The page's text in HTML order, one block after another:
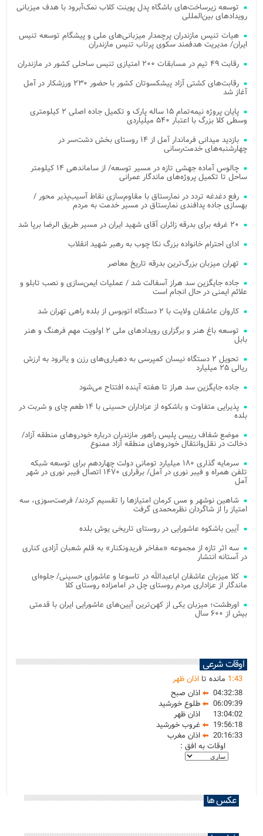
توسعه زیرساخت‌های باشگاه پدل پوینت کلاب نمک‌آبرود با هدف میزبانی
رویدادهای بین‌المللی
هیات تنیس مازندران پرچمدار میزبانی‌های ملی و پیشگام توسعه تنیس
ایران/ مدیریت هدفمند سکوی پرتاب تنیس مازندران
رقابت ۴۹ تیم در مسابقات ۲۰۰ امتیازی تنیس ساحلی کشور در مازندران
رقابت‌های کشتی آزاد پیشکسوتان کشور با حضور ۲۳۰ ورزشکار در آمل
آغاز شد
پایان پروژه نیمه‌تمام ۱۵ ساله پارک و تکمیل جاده اصلی ۲ کیلومتری
وسطی کلا بزرگ با اعتبار ۵۴۰ میلیاردی
بازدید میدانی فرماندار آمل از ۱۴ روستای بخش دشت‌سر در
چهارشنبه‌های خدمت‌رسانی
چالوس آماده جهشی تازه در مسیر توسعه/ از ساماندهی ۱۴ کیلومتر
ساحل تا تکمیل پروژه‌های ماندگار عمرانی
رفع دغدغه تردد در نمارستاق با مقاوم‌سازی نقاط آسیب‌پذیر محور /
بهسازی جاده پدافندی نمارستاق در مسیر خدمت به مردم
۲۰ غرفه برای بدرقه زائران آقای شهید ایران در مسیر طریق الرضا برپا شد
ادای احترام خانواده بزرگ نکا چوب به رهبر شهید انقلاب
تهران میزبان بزرگ‌ترین بدرقه تاریخ معاصر
جاده جایگزین سد هراز آسفالت شد / عملیات ایمن‌سازی و نصب تابلو و
علائم ایمنی در حال انجام است
کاروان عاشقان ولایت با ۲ دستگاه اتوبوس از بلده راهی تهران شد
توسعه باغ هنر و برگزاری رویدادهای ملی ۲ اولویت مهم فرهنگ و هنر
بابل
تحویل ۲ دستگاه نیسان کمپرسی به دهیاری‌های رزن و یالرود به ارزش
ریالی ۲۵ میلیارد
جاده جایگزین سد هراز تا هفته آینده افتتاح می‌شود
پذیرایی متفاوت و باشکوه از عزاداران حسینی با ۱۴ طعم چای و شربت در
بلده
موضع شفاف رییس پلیس راهور مازندران درباره خودروهای منطقه آزاد/
دخالت در نقل‌وانتقال خودروهای منطقه آزاد ممنوع
سرمایه گذاری ۱۸۰ میلیارد تومانی دولت چهاردهم برای توسعه شبکه
تلفن همراه و فیبر نوری در آمل/ برقراری ۱۴۷۰ اتصال فیبر نوری در شهر
آمل
شاهین نوشهر و مس کرمان امتیازها را تقسیم کردند/ فرصت‌سوزی، سه
امتیاز را از شاگردان نظرمحمدی گرفت
آیین باشکوه عاشورایی در روستای تاریخی یوش بلده
سه اثر تازه از مجموعه «مفاخر فریدونکنار» به قلم شعبان آزادی کناری
در آستانه انتشار
کلا میزبان عاشقان اباعبدالله در تاسوعا و عاشورای حسینی/ جلوه‌ای
ماندگار از عزاداری مردم روستای چل در امامزاده روستای کلا
اورطشت؛ میزبان یکی از کهن‌ترین آیین‌های عاشورایی ایران با قدمتی
بیش از ۶۰۰ سال
اوقات شرعی
1:43 مانده تااذان ظهر
04:32:38
اذان صبح
06:09:39
طلوع خورشید
13:04:02
اذان ظهر
19:56:18
غروب خورشید
20:16:33
اذان مغرب
اوقات به افق :
عکس ها